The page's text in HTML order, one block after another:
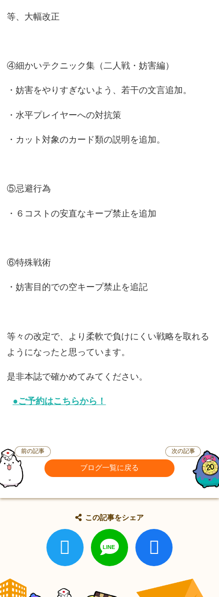
等、大幅改正
④細かいテクニック集（二人戦・妨害編）
・妨害をやりすぎないよう、若干の文言追加。
・水平プレイヤーへの対抗策
・カット対象のカード類の説明を追加。
⑤忌避行為
・６コストの安直なキープ禁止を追加
⑥特殊戦術
・妨害目的での空キープ禁止を追記
等々の改定で、より柔軟で負けにくい戦略を取れる
ようになったと思っています。
是非本誌で確かめてみてください。
●ご予約はこちらから！
前の記事
ブログ一覧に戻る
次の記事
この記事をシェア